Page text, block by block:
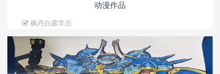
动漫作品
枫丹白露学员